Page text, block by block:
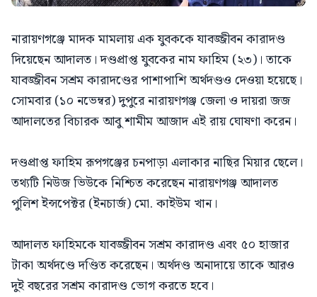
নারায়ণগঞ্জে মাদক মামলায় এক যুবককে যাবজ্জীবন কারাদণ্ড
দিয়েছেন আদালত। দণ্ডপ্রাপ্ত যুবকের নাম ফাহিম (২৩)। তাকে
যাবজ্জীবন সশ্রম কারাদণ্ডের পাশাপাশি অর্থদণ্ডও দেওয়া হয়েছে।
সোমবার (১০ নভেম্বর) দুপুরে নারায়ণগঞ্জ জেলা ও দায়রা জজ
আদালতের বিচারক আবু শামীম আজাদ এই রায় ঘোষণা করেন।
দণ্ডপ্রাপ্ত ফাহিম রূপগঞ্জের চনপাড়া এলাকার নাছির মিয়ার ছেলে।
তথ্যটি নিউজ ভিউকে নিশ্চিত করেছেন নারায়ণগঞ্জ আদালত
পুলিশ ইন্সপেক্টর (ইনচার্জ) মো. কাইউম খান।
আদালত ফাহিমকে যাবজ্জীবন সশ্রম কারাদণ্ড এবং ৫০ হাজার
টাকা অর্থদণ্ডে দণ্ডিত করেছেন। অর্থদণ্ড অনাদায়ে তাকে আরও
দুই বছরের সশ্রম কারাদণ্ড ভোগ করতে হবে।